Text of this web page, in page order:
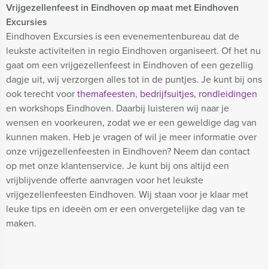
Vrijgezellenfeest in Eindhoven op maat met Eindhoven
Excursies
Eindhoven Excursies is een evenementenbureau dat de
leukste activiteiten in regio Eindhoven organiseert. Of het nu
gaat om een vrijgezellenfeest in Eindhoven of een gezellig
dagje uit, wij verzorgen alles tot in de puntjes. Je kunt bij ons
ook terecht voorthemafeesten, bedrijfsuitjes, rondleidingen
en workshops Eindhoven. Daarbij luisteren wij naar je
wensen en voorkeuren, zodat we er een geweldige dag van
kunnen maken. Heb je vragen of wil je meer informatie over
onze vrijgezellenfeesten in Eindhoven? Neem dan contact
op met onze klantenservice. Je kunt bij ons altijd een
vrijblijvende offerte aanvragen voor het leukste
vrijgezellenfeesten Eindhoven. Wij staan voor je klaar met
leuke tips en ideeën om er een onvergetelijke dag van te
maken.